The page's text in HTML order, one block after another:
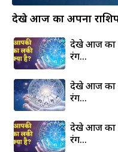
देखे आज का अपना
देखे आज का
रंग…
देखे आज का
रंग…
देखे आज का
रंग…